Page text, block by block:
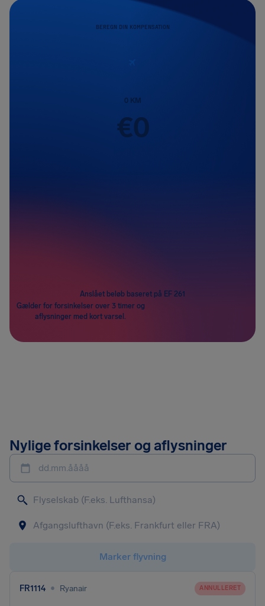
BEREGN DIN KOMPENSATION
0KM
€0
Anslået beløb baseret på EF 261
Gælder for forsinkelser over 3 timer og
aflysninger med kort varsel.
Nylige forsinkelser og aflysninger
dd.mm.åååå
Marker flyvning
FR1114 • Ryanair ANNULLERET